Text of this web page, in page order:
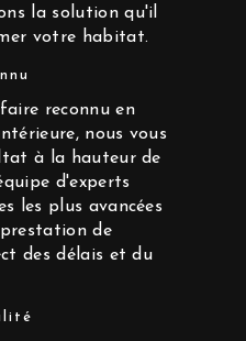
la solution qu'il
votre habitat.
reconnu en
nous vous
à la hauteur de
d'experts
les plus avancées
de
des délais et du